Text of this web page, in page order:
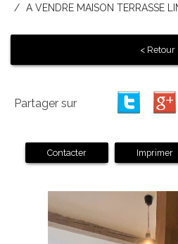
A VENDRE MAISON TERRASSE
< Retour
Partager sur
Contacter Imprimer